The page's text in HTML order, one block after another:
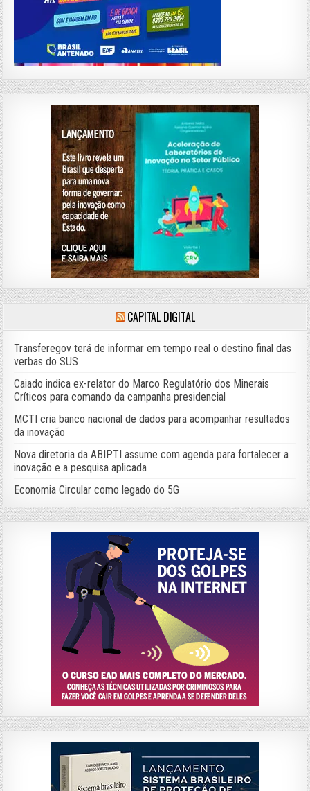
CAPITAL DIGITAL
Transferegov terá de informar em tempo real o destino final das
verbas do SUS
Caiado indica ex-relator do Marco Regulatório dos Minerais
Críticos para comando da campanha presidencial
MCTI cria banco nacional de dados para acompanhar resultados
da inovação
Nova diretoria da ABIPTI assume com agenda para fortalecer a
inovação e a pesquisa aplicada
Economia Circular como legado do 5G